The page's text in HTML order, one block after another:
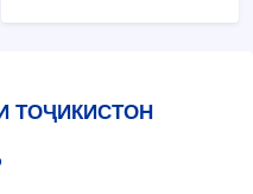
ТОҶИКИСТОН